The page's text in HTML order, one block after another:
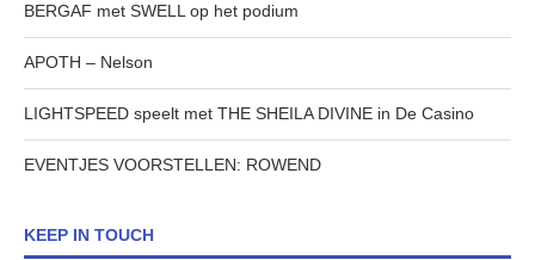
BERGAF met SWELL op het podium
APOTH – Nelson
LIGHTSPEED speelt met THE SHEILA DIVINE in De Casino
EVENTJES VOORSTELLEN: ROWEND
KEEP IN TOUCH